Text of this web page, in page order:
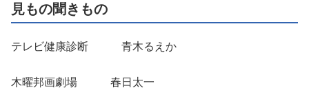
見もの聞きもの
テレビ健康診断 青木るえか
木曜邦画劇場 春日太一